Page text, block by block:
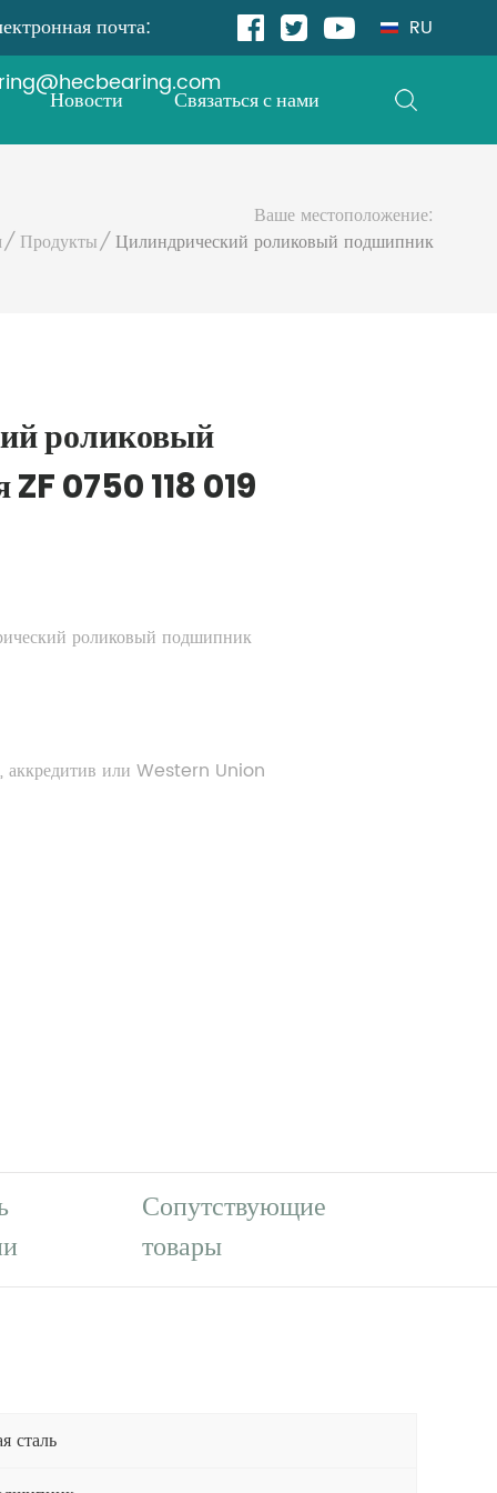
почта:
RU
Новости Связаться с нами
Ваше местоположение:
Продукты Цилиндрический роликовый подшипник
роликовый
0750 118 019
роликовый подшипник
аккредитив или Western Union
Сопутствующие
товары
сталь